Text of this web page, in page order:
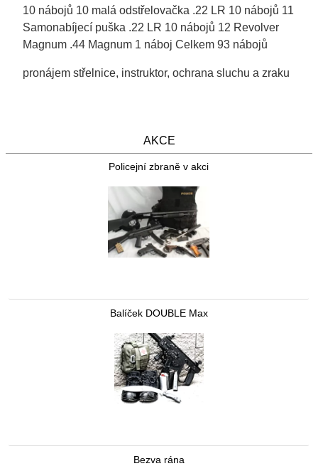
10 nábojů 10 malá odstřelovačka .22 LR 10 nábojů 11
Samonabíjecí puška .22 LR 10 nábojů 12 Revolver
Magnum .44 Magnum 1 náboj Celkem 93 nábojů
pronájem střelnice, instruktor, ochrana sluchu a zraku
AKCE
Policejní zbraně v akci
Balíček DOUBLE Max
Bezva rána